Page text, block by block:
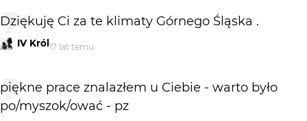
Dziękuję Ci za te klimaty Górnego Śląska .
IV Król 17 lat temu
piękne prace znalazłem u Ciebie - warto było
po/myszok/ować - pz